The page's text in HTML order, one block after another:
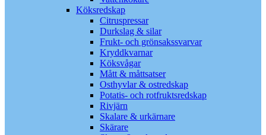
Köksredskap
Citruspressar
Durkslag & silar
Frukt- och grönsakssvarvar
Kryddkvarnar
Köksvågar
Mått & måttsatser
Osthyvlar & ostredskap
Potatis- och rotfruktsredskap
Rivjärn
Skalare & urkärnare
Skärare